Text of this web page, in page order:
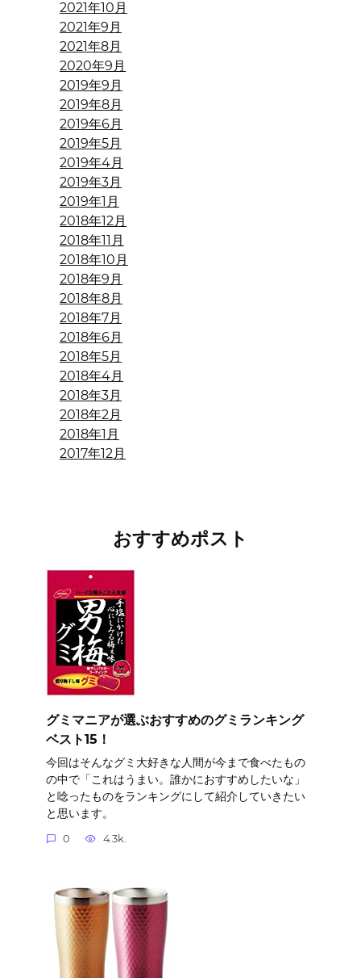
2021年10月
2021年9月
2021年8月
2020年9月
2019年9月
2019年8月
2019年6月
2019年5月
2019年4月
2019年3月
2019年1月
2018年12月
2018年11月
2018年10月
2018年9月
2018年8月
2018年7月
2018年6月
2018年5月
2018年4月
2018年3月
2018年2月
2018年1月
2017年12月
おすすめポスト
グミマニアが選ぶおすすめのグミランキング
ベスト15！
今回はそんなグミ大好きな人間が今まで食べたもの
の中で「これはうまい。誰かにおすすめしたいな」
と唸ったものをランキングにして紹介していきたい
と思います。
0 4.3k.